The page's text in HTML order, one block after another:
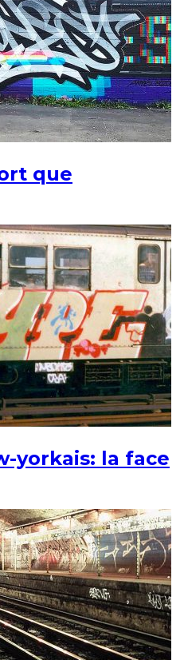
que
yorkais: la face